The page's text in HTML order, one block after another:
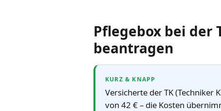
Pflegebox bei der
beantragen
KURZ & KNAPP
Versicherte der TK
von 42 € – die Kosten